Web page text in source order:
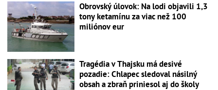
Obrovský úlovok: Na lodi objavili 1,3
tony ketamínu za viac než 100
miliónov eur
Tragédia v Thajsku má desivé
pozadie: Chlapec sledoval násilný
obsah a zbraň priniesol aj do školy